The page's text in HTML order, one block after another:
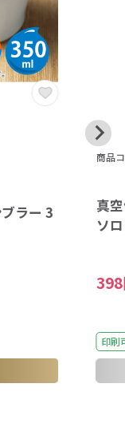
ラー 3
商品
真
ソ
印刷